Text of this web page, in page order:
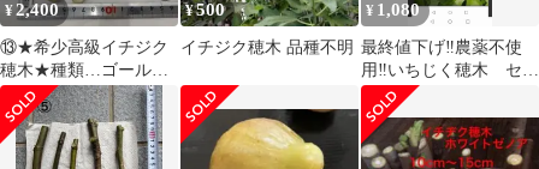
¥2,400
⑬★希少高級イチジク
穂木★種類…ゴールデ
ンリバーサイド【親木
写真・結実実績あり】
¥500
イチジク穂木 品種不明
¥ 1,080
最終値下げ‼️農薬不使
用‼️いちじく穂木 セッ
ト 1 本 ドーフィン